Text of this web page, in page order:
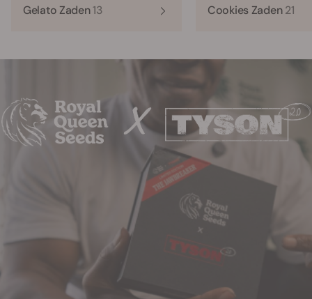
Gelato Zaden13 Cookies Zaden21